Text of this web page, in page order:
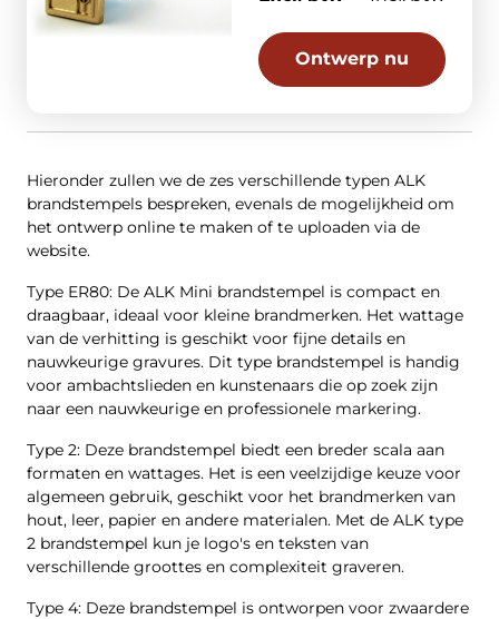
Ontwerp nu
Hieronder zullen we de zes verschillende typen ALK
brandstempels bespreken, evenals de mogelijkheid om
het ontwerp online te maken of te uploaden via de
website.
Type ER80: De ALK Mini brandstempel is compact en
draagbaar, ideaal voor kleine brandmerken. Het wattage
van de verhitting is geschikt voor fijne details en
nauwkeurige gravures. Dit type brandstempel is handig
voor ambachtslieden en kunstenaars die op zoek zijn
naar een nauwkeurige en professionele markering.
Type 2: Deze brandstempel biedt een breder scala aan
formaten en wattages. Het is een veelzijdige keuze voor
algemeen gebruik, geschikt voor het brandmerken van
hout, leer, papier en andere materialen. Met de ALK type
2 brandstempel kun je logo's en teksten van
verschillende groottes en complexiteit graveren.
Type 4: Deze brandstempel is ontworpen voor zwaardere